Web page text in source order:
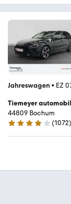
Jahreswagen• EZ
44809 Bochum
4.2 Sterne
(1072)